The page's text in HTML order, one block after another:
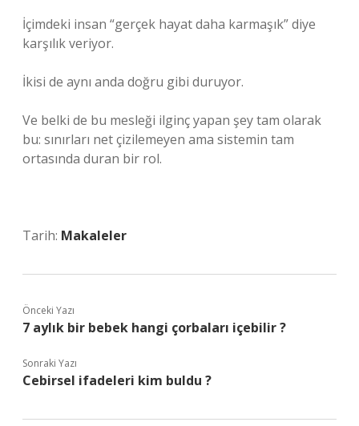
İçimdeki insan “gerçek hayat daha karmaşık” diye
karşılık veriyor.
İkisi de aynı anda doğru gibi duruyor.
Ve belki de bu mesleği ilginç yapan şey tam olarak
bu: sınırları net çizilemeyen ama sistemin tam
ortasında duran bir rol.
Tarih: Makaleler
Önceki Yazı
7 aylık bir bebek hangi çorbaları içebilir ?
Sonraki Yazı
Cebirsel ifadeleri kim buldu ?